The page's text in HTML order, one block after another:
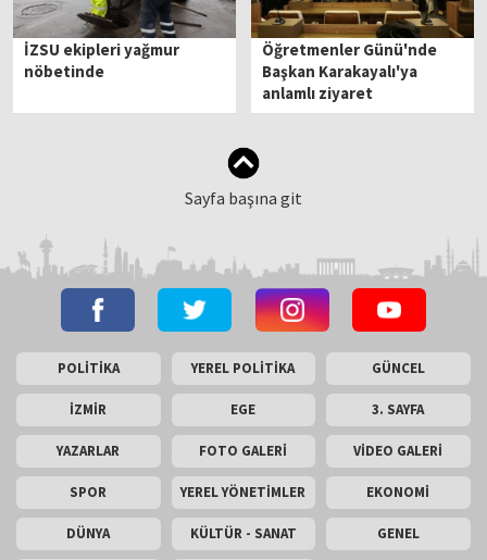
İZSU ekipleri yağmur
nöbetinde
Öğretmenler Günü'nde
Başkan Karakayalı'ya
anlamlı ziyaret
Sayfa başına git
POLİTİKA YEREL POLİTİKA GÜNCEL
İZMİR EGE 3. SAYFA
YAZARLAR FOTO GALERİ VİDEO GALERİ
SPOR YEREL YÖNETİMLER EKONOMİ
DÜNYA KÜLTÜR - SANAT GENEL